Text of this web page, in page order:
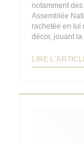
notamment
Assemblée
rachetée en lui
décor, jouant
LIRE